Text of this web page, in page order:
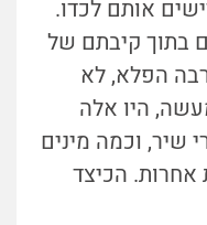
אותם לכדו.
בתוך קיבתם של
הפלא, לא
היו אלה
שיר, וכמה מינים
אחרות. הכיצד